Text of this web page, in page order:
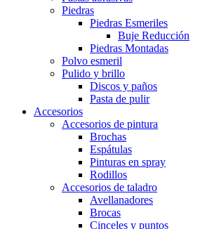
Piedras
Piedras Esmeriles
Buje Reducción
Piedras Montadas
Polvo esmeril
Pulido y brillo
Discos y paños
Pasta de pulir
Accesorios
Accesorios de pintura
Brochas
Espátulas
Pinturas en spray
Rodillos
Accesorios de taladro
Avellanadores
Brocas
Cinceles y puntos